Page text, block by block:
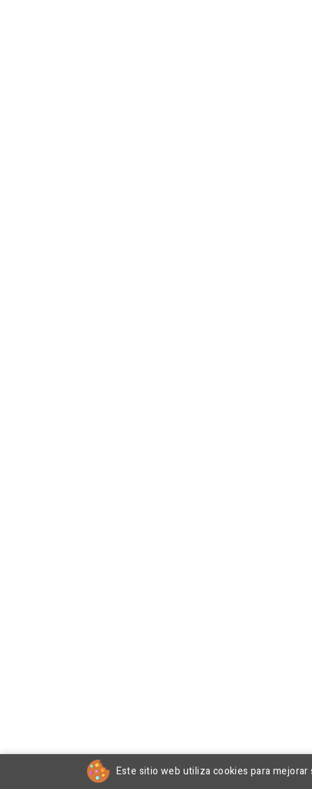
Este sitio web utiliza cookies para